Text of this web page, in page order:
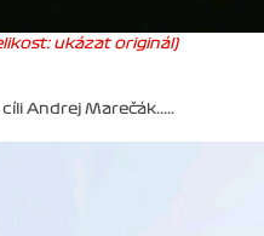
ukázat originál)
Andrej Marečák.....